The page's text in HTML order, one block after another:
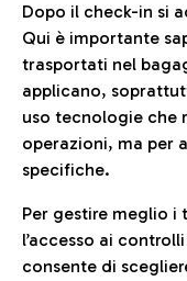
Dopo il check-in si
Qui è importante
trasportati nel
applicano,
uso tecnologie che
operazioni, ma per
specifiche.
Per gestire meglio i
l’accesso ai
consente di